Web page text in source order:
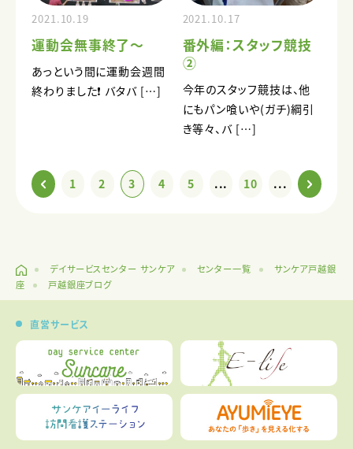
2021.10.19
運動会無事終了～
あっという間に運動会週間
終わりました❗ バタバ […]
2021.10.17
番外編：スタッフ競技
②
今年のスタッフ競技は、他
にもパン喰いや(ガチ)綱引
き等々、バ […]
1 2 3 4 5 ... 10 ...
デイサービスセンター サンケア センター一覧
サンケア戸越銀
座
戸越銀座ブログ
直営サービス